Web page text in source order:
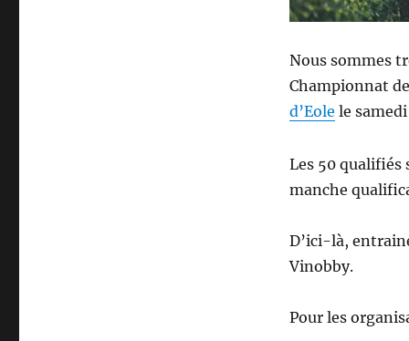
Nous sommes
Championnat
d’Eole le
Les 50 qualifiés
manche
D’ici-là,
Vinobby.
Pour les
dégustation